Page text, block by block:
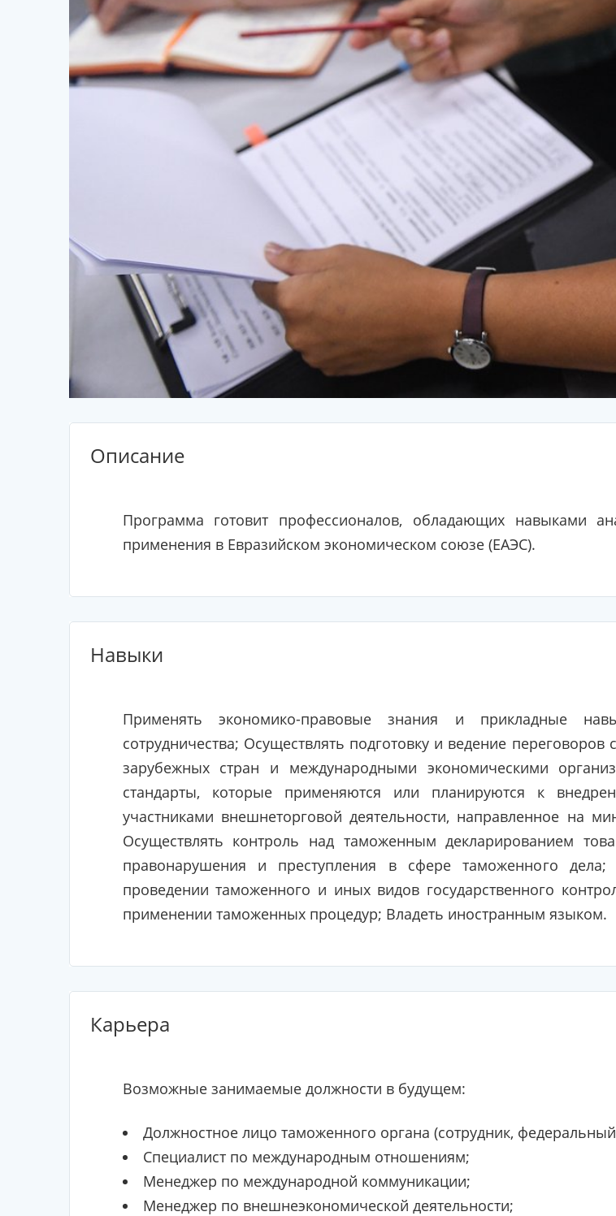
Описание
Программа готовит профессионалов, обладающих навыками
применения в Евразийском экономическом союзе (ЕАЭС).
Навыки
Применять экономико-правовые знания и прикладные
сотрудничества; Осуществлять подготовку и ведение
зарубежных стран и международными экономическими
стандарты, которые применяются или планируются к
участниками внешнеторговой деятельности, направленное на
Осуществлять контроль над таможенным декларированием
правонарушения и преступления в сфере таможенного
проведении таможенного и иных видов государственного
применении таможенных процедур; Владеть иностранным языком.
Карьера
Возможные занимаемые должности в будущем:
Должностное лицо таможенного органа (сотрудник,
Специалист по международным отношениям;
Менеджер по международной коммуникации;
Менеджер по внешнеэкономической деятельности;